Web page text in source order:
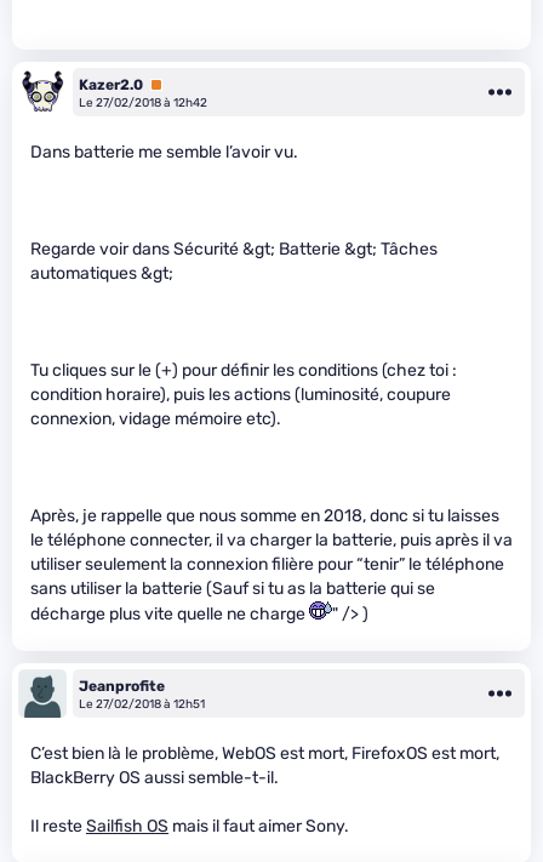
Kazer2.0 Premium
Le 27/02/2018 à 12h42
Dans batterie me semble l’avoir vu.
Regarde voir dans Sécurité &gt; Batterie &gt; Tâches
automatiques &gt;
Tu cliques sur le (+) pour définir les conditions (chez toi :
condition horaire), puis les actions (luminosité, coupure
connexion, vidage mémoire etc).
Après, je rappelle que nous somme en 2018, donc si tu laisses
le téléphone connecter, il va charger la batterie, puis après il va
utiliser seulement la connexion filière pour “tenir” le téléphone
sans utiliser la batterie (Sauf si tu as la batterie qui se
décharge plus vite quelle ne charge
" /> )
Jeanprofite
Le 27/02/2018 à 12h51
C’est bien là le problème, WebOS est mort, FirefoxOS est mort,
BlackBerry OS aussi semble-t-il.
Il resteSailfish OS mais il faut aimer Sony.